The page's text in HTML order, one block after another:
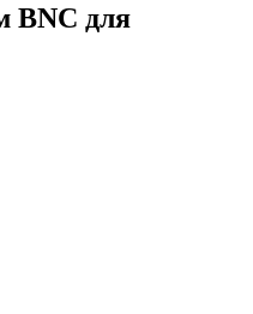
BNC для